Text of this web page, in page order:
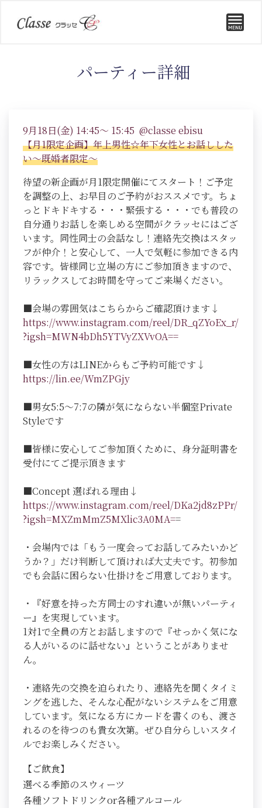
パーティー詳細
9月18日(金) 14:45～ 15:45 @classe ebisu
【月1限定企画】年上男性☆年下女性とお話しした
い～既婚者限定～
待望の新企画が月1限定開催にてスタート！ご予定
を調整の上、お早目のご予約がおススメです。ちょ
っとドキドキする・・・緊張する・・・でも普段の
自分通りお話しを楽しめる空間がクラッセにはござ
います。同性同士の会話なし！連絡先交換はスタッ
フが仲介！と安心して、一人で気軽に参加できる内
容です。皆様同じ立場の方にご参加頂きますので、
リラックスしてお時間を守ってご来場ください。
■会場の雰囲気はこちらからご確認頂けます↓
https://www.instagram.com/reel/DR_qZYoEx_r/
?igsh=MWN4bDh5YTVyZXVvOA==
■女性の方はLINEからもご予約可能です↓
https://lin.ee/WmZPGjy
■男女5:5～7:7の隣が気にならない半個室Private
Styleです
■皆様に安心してご参加頂くために、身分証明書を
受付にてご提示頂きます
■Concept 選ばれる理由↓
https://www.instagram.com/reel/DKa2jd8zPPr/
?igsh=MXZmMmZ5MXlic3A0MA==
・会場内では「もう一度会ってお話してみたいかど
うか？」だけ判断して頂ければ大丈夫です。初参加
でも会話に困らない仕掛けをご用意しております。
・『好意を持った方同士のすれ違いが無いパーティ
ー』を実現しています。
1対1で全員の方とお話しますので『せっかく気にな
る人がいるのに話せない』ということがありませ
ん。
・連絡先の交換を迫られたり、連絡先を聞くタイミ
ングを逃した、そんな心配がないシステムをご用意
しています。気になる方にカードを書くのも、渡さ
れるのを待つのも貴女次第。ぜひ自分らしいスタイ
ルでお楽しみください。
【ご飲食】
選べる季節のスウィーツ
各種ソフトドリンクor各種アルコール